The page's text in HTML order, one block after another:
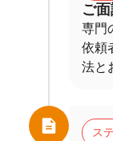
ご
専門
依頼
法と
ス